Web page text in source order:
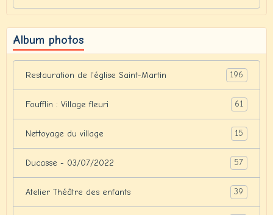
Album photos
Restauration de l'église Saint-Martin 196
Foufflin : Village fleuri 61
Nettoyage du village 15
Ducasse - 03/07/2022 57
Atelier Théâtre des enfants 39